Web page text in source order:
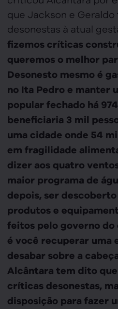
que Jackson e
desonestas à atual
fizemos críticas
queremos o melhor
Desonesto mesmo é
no Ita Pedro e manter
popular fechado há
beneficiaria 3 mil
uma cidade onde 54
em fragilidade
dizer aos quatro
maior programa de
depois, ser descoberto
produtos e
feitos pelo governo do
é você recuperar uma
desabar sobre a
Alcântara tem dito
críticas desonestas,
disposição para fazer